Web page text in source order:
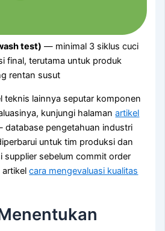
test) — minimal 3 siklus cuci
final, terutama untuk produk
rentan susut
teknis lainnya seputar komponen
kunjungi halamanartikel
database pengetahuan industri
untuk tim produksi dan
supplier sebelum commit order
artikelcara mengevaluasi kualitas